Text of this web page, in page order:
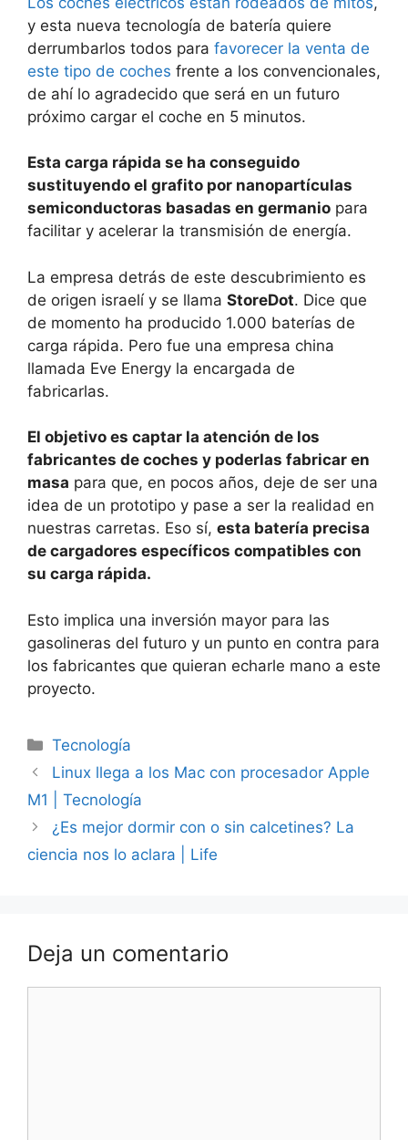
y esta nueva tecnología de batería quiere
derrumbarlos todos para favorecer la venta de
este tipo de coches frente a los convencionales,
de ahí lo agradecido que será en un futuro
próximo cargar el coche en 5 minutos.
Esta carga rápida se ha conseguido
sustituyendo el grafito por nanopartículas
semiconductoras basadas en germanio para
facilitar y acelerar la transmisión de energía.
La empresa detrás de este descubrimiento es
de origen israelí y se llama StoreDot. Dice que
de momento ha producido 1.000 baterías de
carga rápida. Pero fue una empresa china
llamada Eve Energy la encargada de
fabricarlas.
El objetivo es captar la atención de los
fabricantes de coches y poderlas fabricar en
masa para que, en pocos años, deje de ser una
idea de un prototipo y pase a ser la realidad en
nuestras carretas. Eso sí, esta batería precisa
de cargadores específicos compatibles con
su carga rápida.
Esto implica una inversión mayor para las
gasolineras del futuro y un punto en contra para
los fabricantes que quieran echarle mano a este
proyecto.
Categorías
Tecnología
Linux llega a los Mac con procesador Apple
M1 | Tecnología
¿Es mejor dormir con o sin calcetines? La
ciencia nos lo aclara | Life
Deja un comentario